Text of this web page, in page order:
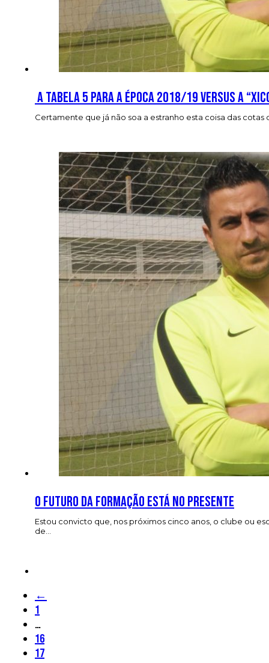
A Tabela 5 para a época 2018/19 versus a
Certamente que já não soa a estranho esta coisa das
O futuro da formação está no presente
Estou convicto que, nos próximos cinco anos, o clube ou
de…
←
1
…
16
17